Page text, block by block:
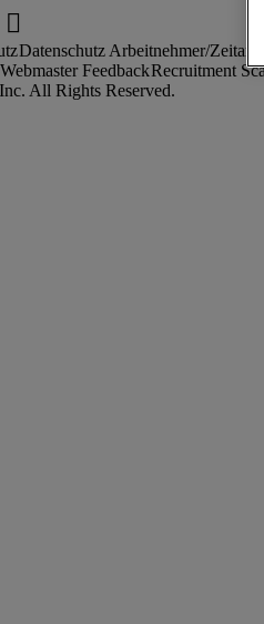
Datenschutz Arbeitnehmer/
Webmaster FeedbackRecruitment